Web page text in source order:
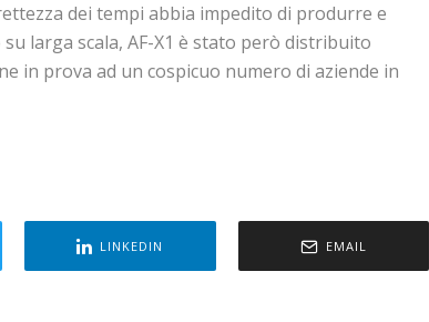
dei tempi abbia impedito di produrre e
larga scala, AF-X1 è stato però distribuito
in prova ad un cospicuo numero di aziende in
LINKEDIN EMAIL